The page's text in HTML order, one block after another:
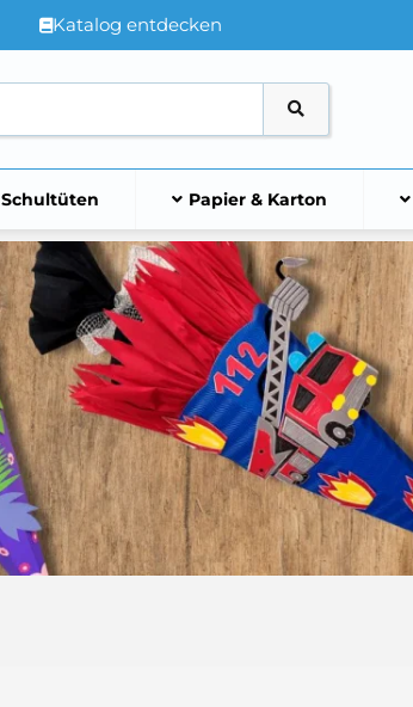
Katalog entdecken
Schultüten Papier & Karton